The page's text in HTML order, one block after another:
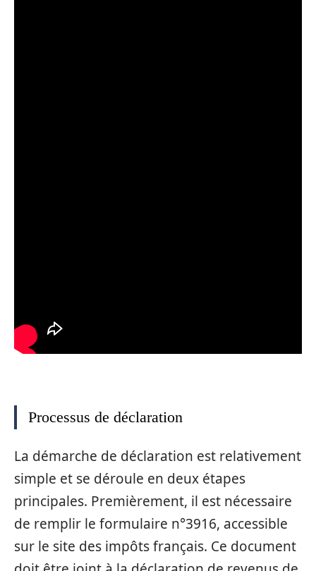
Processus de déclaration
La démarche de déclaration est relativement
simple et se déroule en deux étapes
principales. Premièrement, il est nécessaire
de remplir le formulaire n°3916, accessible
sur le site des impôts français. Ce document